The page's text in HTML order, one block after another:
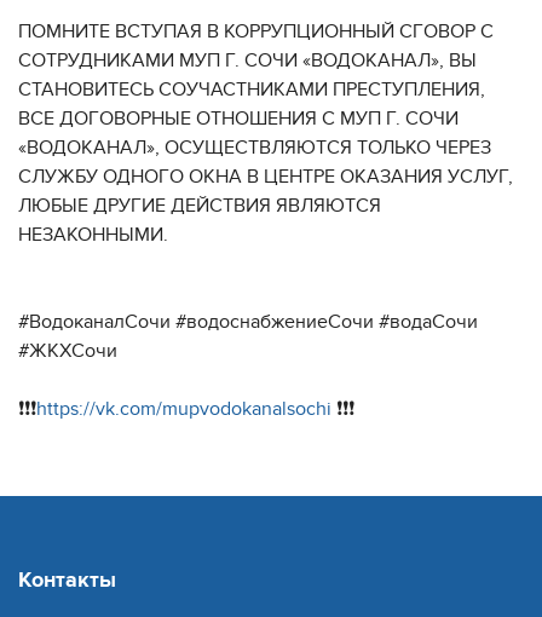
ПОМНИТЕ ВСТУПАЯ В КОРРУПЦИОННЫЙ СГОВОР С
СОТРУДНИКАМИ МУП Г. СОЧИ «ВОДОКАНАЛ», ВЫ
СТАНОВИТЕСЬ СОУЧАСТНИКАМИ ПРЕСТУПЛЕНИЯ,
ВСЕ ДОГОВОРНЫЕ ОТНОШЕНИЯ С МУП Г. СОЧИ
«ВОДОКАНАЛ», ОСУЩЕСТВЛЯЮТСЯ ТОЛЬКО ЧЕРЕЗ
СЛУЖБУ ОДНОГО ОКНА В ЦЕНТРЕ ОКАЗАНИЯ УСЛУГ,
ЛЮБЫЕ ДРУГИЕ ДЕЙСТВИЯ ЯВЛЯЮТСЯ
НЕЗАКОННЫМИ.
#ВодоканалСочи #водоснабжениеСочи #водаСочи
#ЖКХСочи
❗️❗️❗️https://vk.com/mupvodokanalsochi ❗️❗️❗️
Контакты